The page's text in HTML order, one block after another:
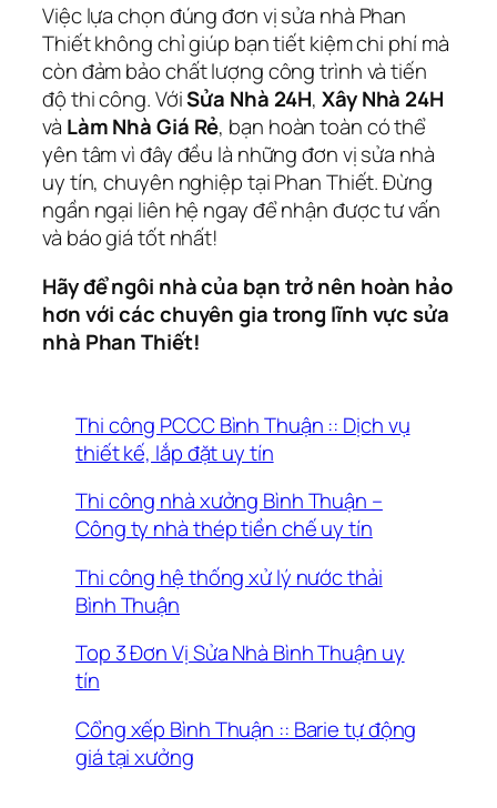
Việc lựa chọn đúng đơn vị sửa nhà Phan
Thiết không chỉ giúp bạn tiết kiệm chi phí mà
còn đảm bảo chất lượng công trình và tiến
độ thi công. VớiSửa Nhà 24H,Xây Nhà 24H
và Làm Nhà Giá Rẻ, bạn hoàn toàn có thể
yên tâm vì đây đều là những đơn vị sửa nhà
uy tín, chuyên nghiệp tại Phan Thiết. Đừng
ngần ngại liên hệ ngay để nhận được tư vấn
và báo giá tốt nhất!
Hãy để ngôi nhà của bạn trở nên hoàn hảo
hơn với các chuyên gia trong lĩnh vực sửa
nhà Phan Thiết!
Thi công PCCC Bình Thuận :: Dịch vụ
thiết kế, lắp đặt uy tín
Thi công nhà xưởng Bình Thuận –
Công ty nhà thép tiền chế uy tín
Thi công hệ thống xử lý nước thải
Bình Thuận
Top 3 Đơn Vị Sửa Nhà Bình Thuận uy
tín
Cổng xếp Bình Thuận :: Barie tự động
giá tại xưởng